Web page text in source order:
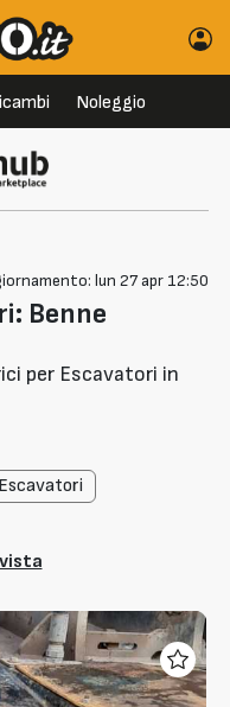
Noleggio
lun 27 apr 12:50
Benne
per Escavatori in
Escavatori